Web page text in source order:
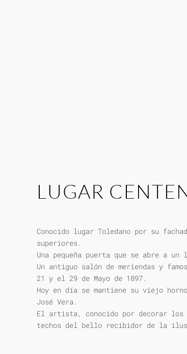
LUGAR
Conocido lugar Toledano por su
superiores.
Una pequeña puerta que se abre a
Un antiguo salón de meriendas y
21 y el 29 de Mayo de 1897.
Hoy en día se mantiene su viejo
José Vera.
El artista, conocido por decorar los
techos del bello recibidor de la